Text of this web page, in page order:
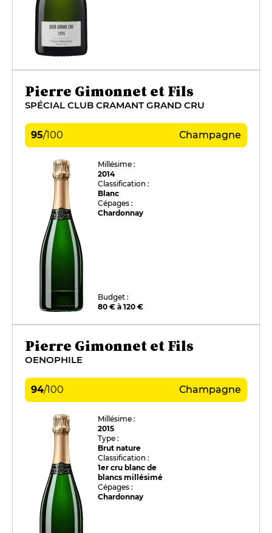
Pierre Gimonnet et Fils
SPÉCIAL CLUB CRAMANT GRAND CRU
95/100 Champagne
Millésime :
2014
Classification :
Blanc
Cépages :
Chardonnay
Budget :
80 € à 120 €
Pierre Gimonnet et Fils
OENOPHILE
94/100 Champagne
Millésime :
2015
Type :
Brut nature
Classification :
1er cru blanc de
blancs millésimé
Cépages :
Chardonnay